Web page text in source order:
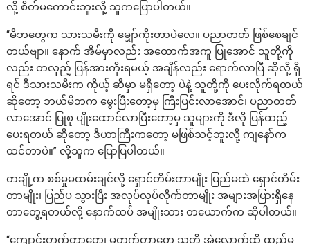
လို့ စိတ်မကောင်းဘူးလို့ သူကပြောပါတယ်။
“မိဘတွေက သားသမီးကို မျှော်ကိုးတာပဲလေ။ ပညာတတ် ဖြစ်စေချင်
တယ်ဗျာ။ နောက် အိမ်မှာလည်း အထောက်အကူ ပြုအောင် သူတို့ကို
လည်း တလှည့် ပြန်အားကိုးရမယ့် အချိန်လည်း ရောက်လာပြီ ဆိုလို့ ရှိ
ရင် ဒီသားသမီးက ကိုယ့် ဆီမှာ မရှိတော့ ပဲနဲ့ သူတို့ကို ပေးလိုက်ရတယ်
ဆိုတော့ ဘယ်မိဘက မွေးပြီးတော့မှ ကြီးပြင်းလာအောင်၊ ပညာတတ်
လာအောင် ပြုစု ပျိုးထောင်လာပြီးတော့မှ သူများကို ဒီလို ပြန်ထည့်
ပေးရတယ် ဆိုတော့ ဒီဟာကြီးကတော့ မဖြစ်သင့်ဘူးလို့ ကျနော်က
ထင်တာပဲ။” လို့သူက ပြောပြပါတယ်။
တချို့က စစ်မှုမထမ်းချင်လို့ ရှောင်တိမ်းတာမျိုး ပြည်မထဲ ရှောင်တိမ်း
တာမျိုး၊ ပြည်ပ သွားပြီး အလုပ်လုပ်လိုက်တာမျိုး အများအပြားရှိနေ
တာတွေ့ရတယ်လို့ နောက်ထပ် အမျိုးသား တယောက်က ဆိုပါတယ်။
“ကျောင်းတက်တာတွေ၊ မတက်တာတွေ သူတို့ အဲလောက်ထိ ထည့်မ